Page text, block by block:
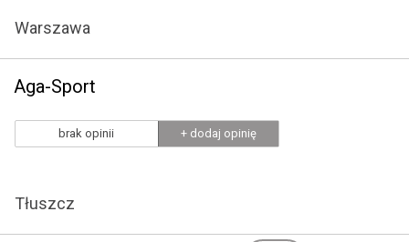
Warszawa
Aga-Sport
brak opinii + dodaj opinię
Tłuszcz